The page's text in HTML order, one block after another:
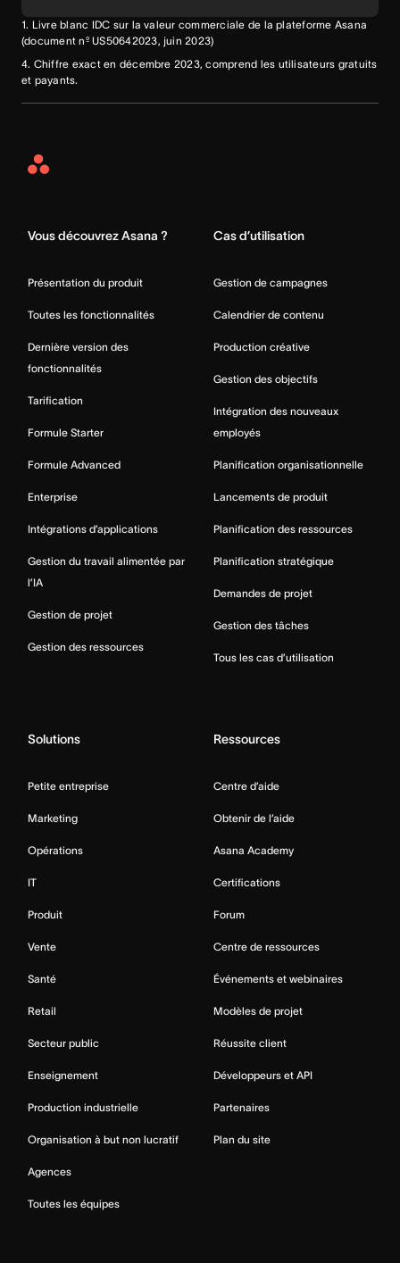
1. Livre blanc IDC sur la valeur commerciale de la plateforme Asana
(document nº US50642023, juin 2023)
4. Chiffre exact en décembre 2023, comprend les utilisateurs gratuits
et payants.
Asana
Vous découvrez Asana ?
Présentation du produit
Toutes les fonctionnalités
Dernière version des
fonctionnalités
Tarification
Formule Starter
Formule Advanced
Enterprise
Intégrations d’applications
Gestion du travail alimentée par
l’IA
Gestion de projet
Gestion des ressources
Cas d’utilisation
Gestion de campagnes
Calendrier de contenu
Production créative
Gestion des objectifs
Intégration des nouveaux
employés
Planification organisationnelle
Lancements de produit
Planification des ressources
Planification stratégique
Demandes de projet
Gestion des tâches
Tous les cas d’utilisation
Solutions
Petite entreprise
Marketing
Opérations
IT
Produit
Vente
Santé
Retail
Secteur public
Enseignement
Production industrielle
Organisation à but non lucratif
Agences
Toutes les équipes
Ressources
Centre d’aide
Obtenir de l’aide
Asana Academy
Certifications
Forum
Centre de ressources
Événements et webinaires
Modèles de projet
Réussite client
Développeurs et API
Partenaires
Plan du site